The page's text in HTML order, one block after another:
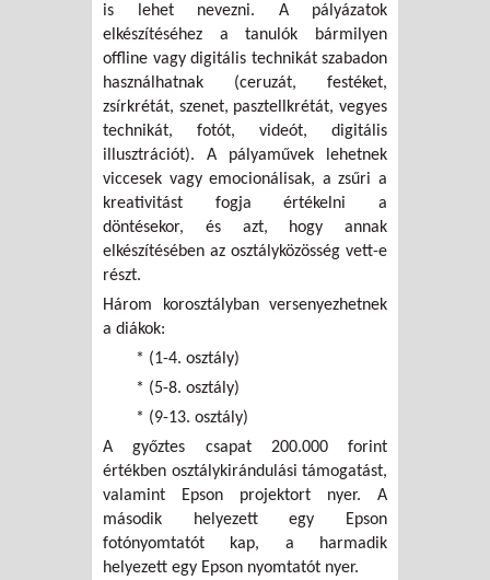
is lehet nevezni. A pályázatok
elkészítéséhez a tanulók bármilyen
offline vagy digitális technikát szabadon
használhatnak (ceruzát, festéket,
zsírkrétát, szenet, pasztellkrétát, vegyes
technikát, fotót, videót, digitális
illusztrációt). A pályaművek lehetnek
viccesek vagy emocionálisak, a zsűri a
kreativitást fogja értékelni a
döntésekor, és azt, hogy annak
elkészítésében az osztályközösség vett-e
részt.
Három korosztályban versenyezhetnek
a diákok:
* (1-4. osztály)
* (5-8. osztály)
* (9-13. osztály)
A győztes csapat 200.000 forint
értékben osztálykirándulási támogatást,
valamint Epson projektort nyer. A
második helyezett egy Epson
fotónyomtatót kap, a harmadik
helyezett egy Epson nyomtatót nyer.